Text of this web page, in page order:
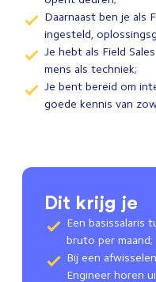
Daarnaast ben je als
ingesteld,
Je hebt als Field
mens als techniek;
Je bent bereid om
goede kennis van
Dit krijg je
Een basissalaris
bruto per maand;
Bij een
Engineer horen